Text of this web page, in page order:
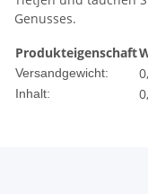
Genusses.
Produkteigenschaft
Versandgewicht:
Inhalt: